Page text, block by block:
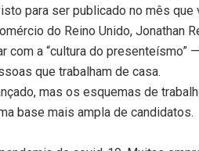
para ser publicado no mês que
do Reino Unido, Jonathan
com a “cultura do presenteísmo”
que trabalham de casa.
mas os esquemas de
base mais ampla de candidatos.